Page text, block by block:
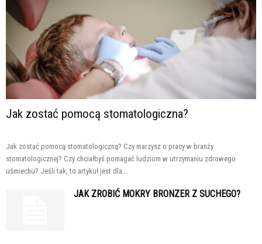
Jak zostać pomocą stomatologiczna?
Jak zostać pomocą stomatologiczną? Czy marzysz o pracy w branży
stomatologicznej? Czy chciałbyś pomagać ludziom w utrzymaniu zdrowego
uśmiechu? Jeśli tak, to artykuł jest dla...
JAK ZROBIĆ MOKRY BRONZER Z SUCHEGO?